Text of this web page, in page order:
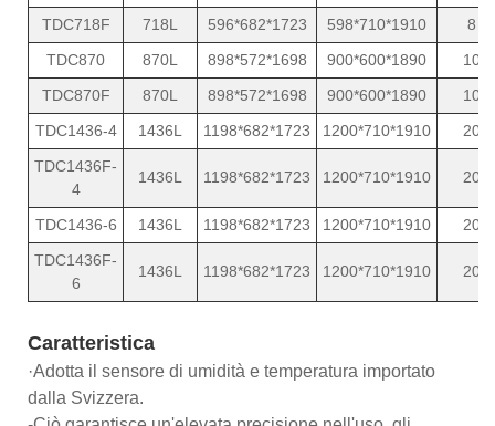
TDC718F
718L 596*682*1723 598*710*1910
8
TDC870
870L 898*572*1698 900*600*1890
10
TDC870F
870L 898*572*1698 900*600*1890
10
TDC1436-4
1436L 1198*682*1723 1200*710*1910
20
TDC1436F-
4
1436L 1198*682*1723 1200*710*1910 20
TDC1436-6 1436L 1198*682*1723 1200*710*1910
20
TDC1436F-
6
1436L 1198*682*1723 1200*710*1910 20
Caratteristica
·Adotta il sensore di umidità e temperatura importato
dalla Svizzera.